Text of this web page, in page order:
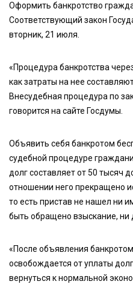
Оформить банкротство
Соответствующий закон
вторник, 21 июля.
«Процедура банкротства
как затраты на нее
Внесудебная процедура по
говорится на сайте Госдумы.
Объявить себя банкротом
судебной процедуре
долг составляет от 50 тысяч
отношении него прекращено
то есть пристав не нашел ни
быть обращено взыскание, ни
«После объявления
освобождается от уплаты
вернуться к нормальной